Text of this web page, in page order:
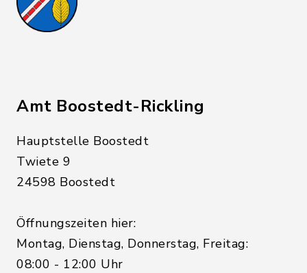
Amt Boostedt-Rickling
Hauptstelle Boostedt
Twiete 9
24598 Boostedt
Öffnungszeiten hier:
Montag, Dienstag, Donnerstag, Freitag:
08:00 - 12:00 Uhr